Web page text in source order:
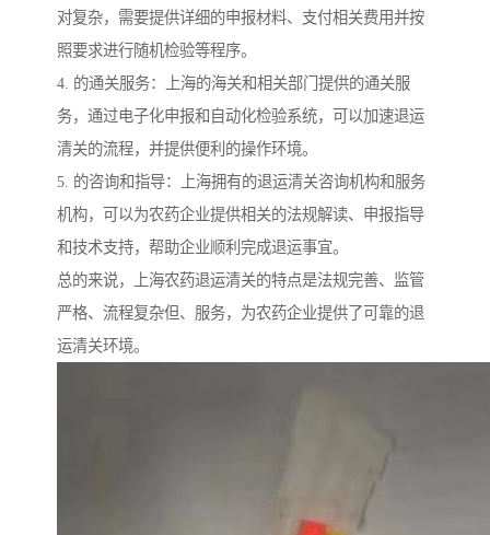
对复杂，需要提供详细的申报材料、支付相关费用并按
照要求进行随机检验等程序。
4. 的通关服务：上海的海关和相关部门提供的通关服
务，通过电子化申报和自动化检验系统，可以加速退运
清关的流程，并提供便利的操作环境。
5. 的咨询和指导：上海拥有的退运清关咨询机构和服务
机构，可以为农药企业提供相关的法规解读、申报指导
和技术支持，帮助企业顺利完成退运事宜。
总的来说，上海农药退运清关的特点是法规完善、监管
严格、流程复杂但、服务，为农药企业提供了可靠的退
运清关环境。